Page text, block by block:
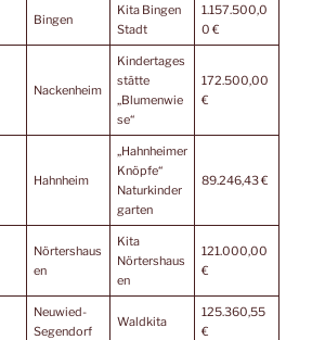
Bingen
Kita Bingen
Stadt
1.157.500,0
0 €
Nackenheim
Kindertages
stätte
„Blumenwie
se“
172.500,00
€
Hahnheim
„Hahnheimer
Knöpfe“
Naturkinder
garten
89.246,43 €
Nörtershaus
en
Kita
Nörtershaus
en
121.000,00
€
Neuwied-
Segendorf
Waldkita
125.360,55
€